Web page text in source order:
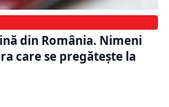
din România. Nimeni
care se pregătește la